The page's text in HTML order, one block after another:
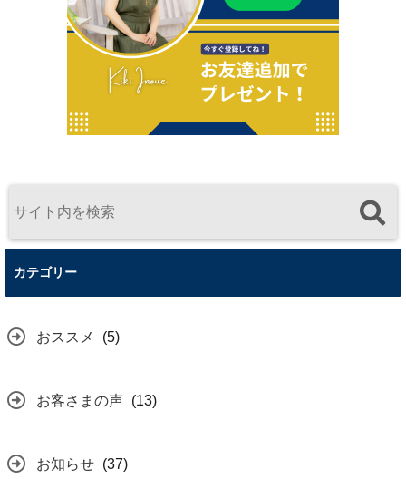
カテゴリー
おススメ (5)
お客さまの声 (13)
お知らせ (37)